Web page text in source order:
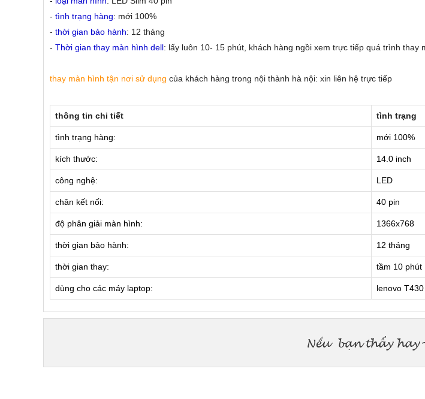
- tình trạng hàng: mới 100%
- thời gian bảo hành: 12 tháng
- Thời gian thay màn hình dell: lấy luôn 10- 15 phút, khách hàng ngồi xem trực tiếp quá trình thay
thay màn hình tận nơi sử dụng của khách hàng trong nội thành hà nội: xin liên hệ trực tiếp
thông tin chi tiết tình trạng
tình trạng hàng: mới 100%
kích thước: 14.0 inch
công nghệ: LED
chân kết nối: 40 pin
độ phân giải màn hình: 1366x768
thời gian bảo hành: 12 tháng
thời gian thay: tầm 10 phút
dùng cho các máy laptop: lenovo T430